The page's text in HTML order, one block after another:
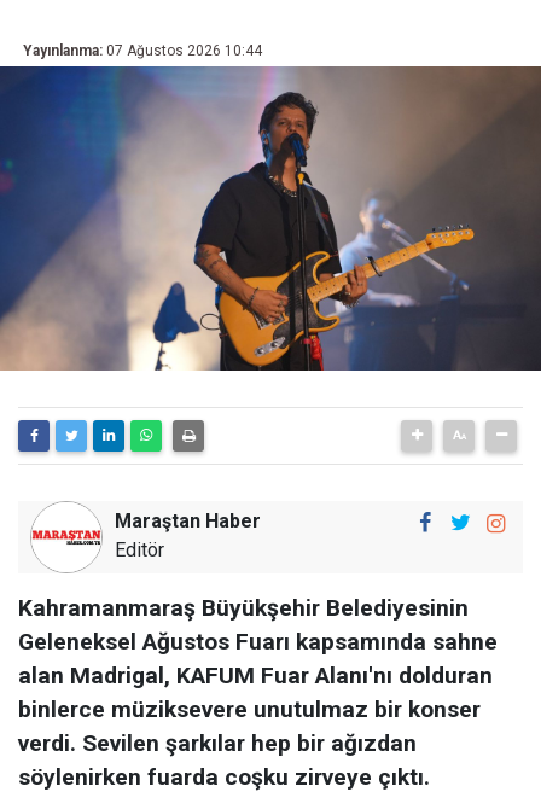
Yayınlanma: 07 Ağustos 2026 10:44
Maraştan Haber
Editör
Kahramanmaraş Büyükşehir Belediyesinin
Geleneksel Ağustos Fuarı kapsamında sahne
alan Madrigal, KAFUM Fuar Alanı'nı dolduran
binlerce müziksevere unutulmaz bir konser
verdi. Sevilen şarkılar hep bir ağızdan
söylenirken fuarda coşku zirveye çıktı.